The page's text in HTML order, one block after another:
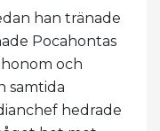
han tränade
Pocahontas
och
samtida
hedrade